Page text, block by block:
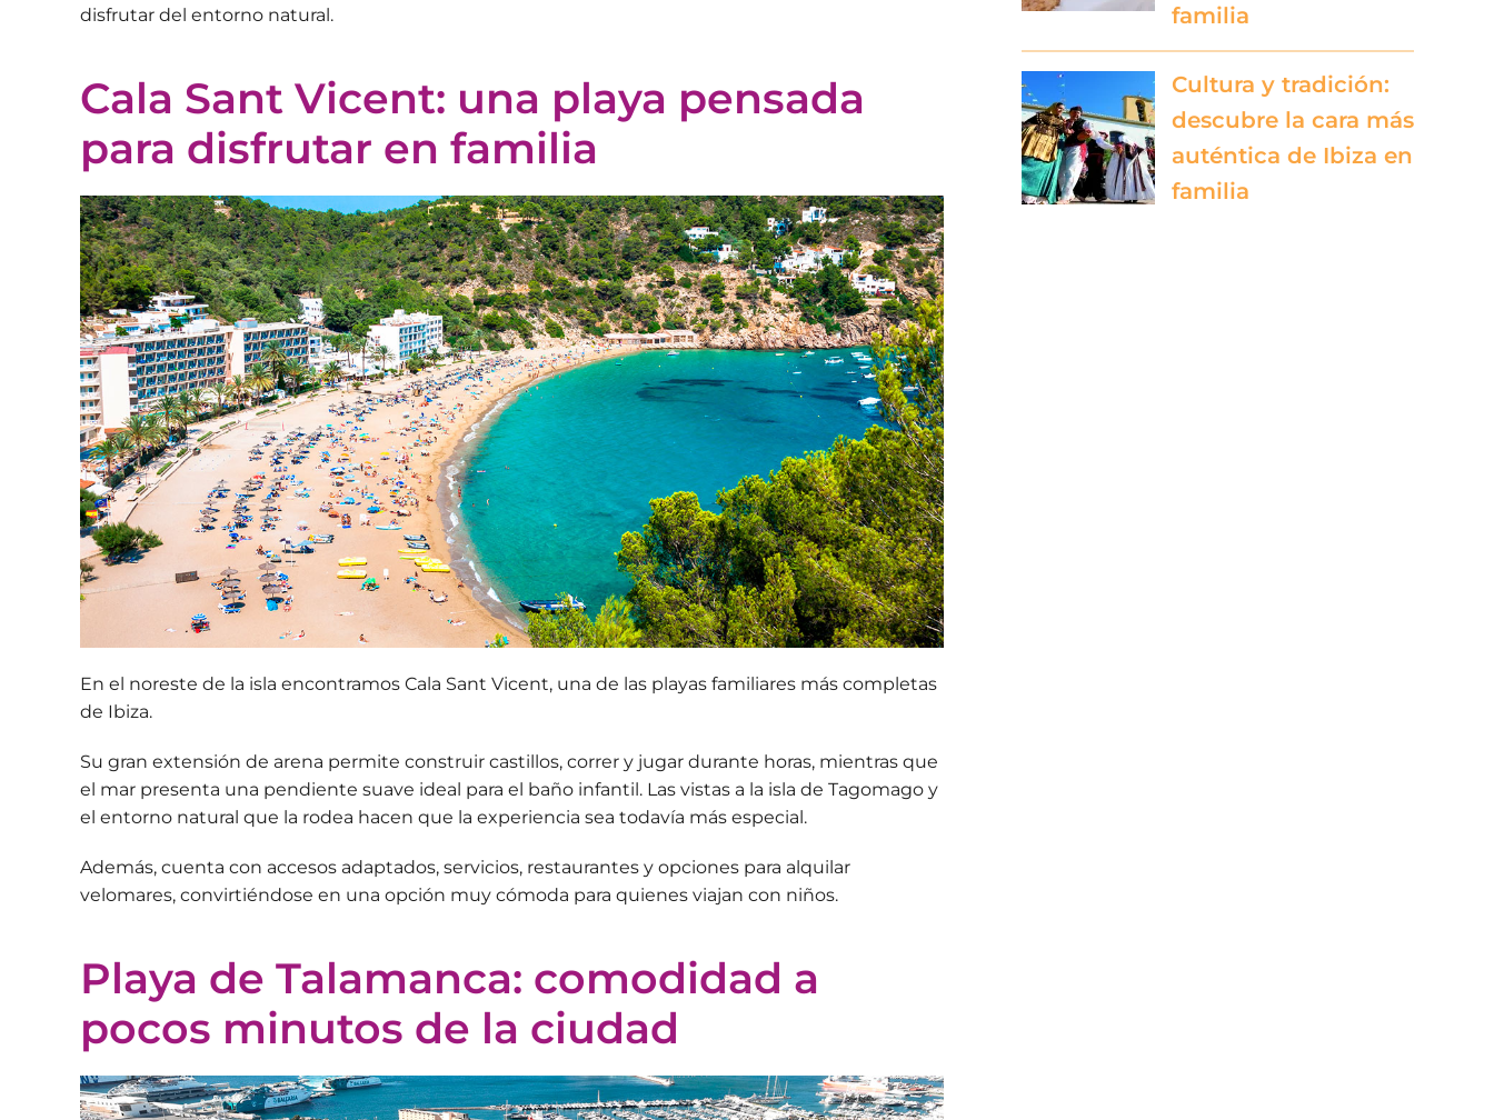
disfrutar del entorno natural.
Cala Sant Vicent: una playa pensada
para disfrutar en familia
En el noreste de la isla encontramos Cala Sant Vicent, una de las playas familiares más completas
de Ibiza.
Su gran extensión de arena permite construir castillos, correr y jugar durante horas, mientras que
el mar presenta una pendiente suave ideal para el baño infantil. Las vistas a la isla de Tagomago y
el entorno natural que la rodea hacen que la experiencia sea todavía más especial.
Además, cuenta con accesos adaptados, servicios, restaurantes y opciones para alquilar
velomares, convirtiéndose en una opción muy cómoda para quienes viajan con niños.
Playa de Talamanca: comodidad a
pocos minutos de la ciudad
familia
Cultura y tradición:
descubre la cara más
auténtica de Ibiza en
familia